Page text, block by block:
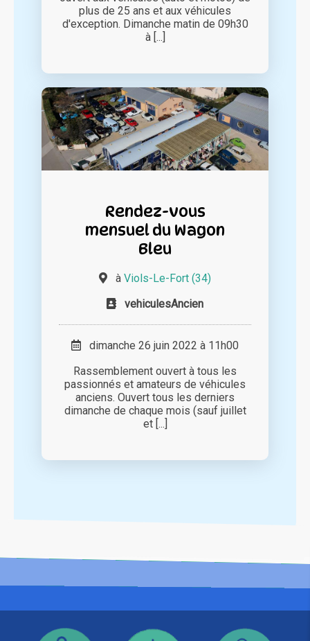
plus de 25 ans et aux véhicules
d'exception. Dimanche matin de 09h30
à [...]
Rendez-vous
mensuel du Wagon
Bleu
à Viols-Le-Fort (34)
vehiculesAncien
dimanche 26 juin 2022 à 11h00
Rassemblement ouvert à tous les
passionnés et amateurs de véhicules
anciens. Ouvert tous les derniers
dimanche de chaque mois (sauf juillet
et [...]